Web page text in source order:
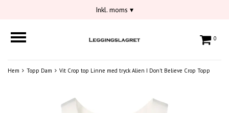
Inkl. moms ▾
0
Hem Topp Dam Vit Crop top Linne med tryck Alien I Don't Believe Crop Topp